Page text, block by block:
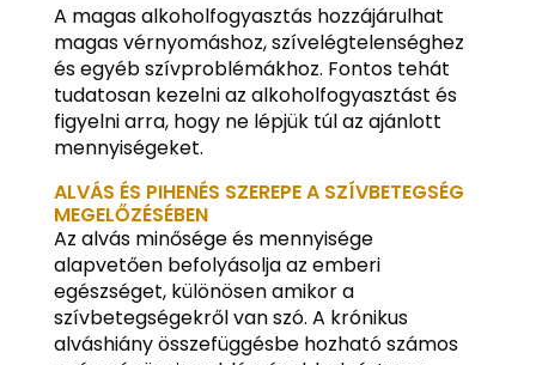
A magas alkoholfogyasztás hozzájárulhat
magas vérnyomáshoz, szívelégtelenséghez
és egyéb szívproblémákhoz. Fontos tehát
tudatosan kezelni az alkoholfogyasztást és
figyelni arra, hogy ne lépjük túl az ajánlott
mennyiségeket.
ALVÁS ÉS PIHENÉS SZEREPE A SZÍVBETEGSÉG
MEGELŐZÉSÉBEN
Az alvás minősége és mennyisége
alapvetően befolyásolja az emberi
egészséget, különösen amikor a
szívbetegségekről van szó. A krónikus
alváshiány összefüggésbe hozható számos